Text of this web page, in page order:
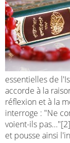
essentielles de
accorde à la
réflexion et à la
interroge : "Ne
voient-ils
et pousse ainsi